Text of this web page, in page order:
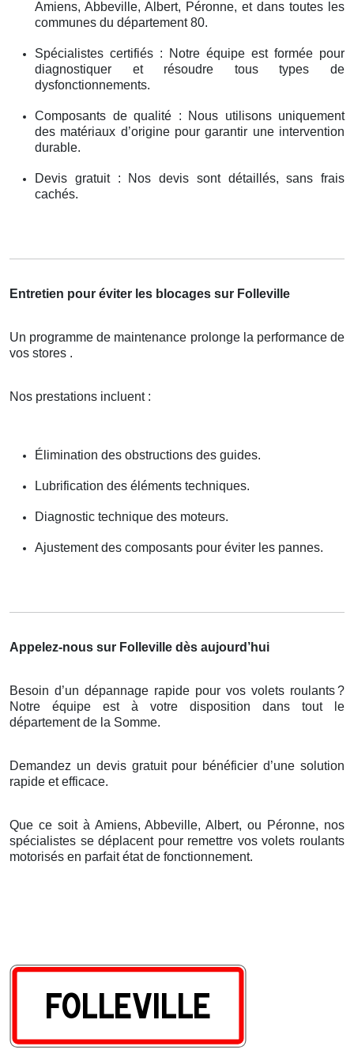
Amiens, Abbeville, Albert, Péronne, et dans toutes les
communes du département 80.
Spécialistes certifiés : Notre équipe est formée pour
diagnostiquer et résoudre tous types de
dysfonctionnements.
Composants de qualité : Nous utilisons uniquement
des matériaux d’origine pour garantir une intervention
durable.
Devis gratuit : Nos devis sont détaillés, sans frais
cachés.
Entretien pour éviter les blocages sur Folleville
Un programme de maintenance prolonge la performance de
vos stores .
Nos prestations incluent :
Élimination des obstructions des guides.
Lubrification des éléments techniques.
Diagnostic technique des moteurs.
Ajustement des composants pour éviter les pannes.
Appelez-nous sur Folleville dès aujourd’hui
Besoin d’un dépannage rapide pour vos volets roulants?
Notre équipe est à votre disposition dans tout le
département de la Somme.
Demandez un devis gratuit pour bénéficier d’une solution
rapide et efficace.
Que ce soit à Amiens, Abbeville, Albert, ou Péronne, nos
spécialistes se déplacent pour remettre vos volets roulants
motorisés en parfait état de fonctionnement.